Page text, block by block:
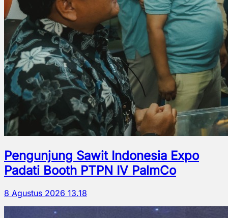
Pengunjung Sawit Indonesia Expo
Padati Booth PTPN IV PalmCo
8 Agustus 2026 13.18